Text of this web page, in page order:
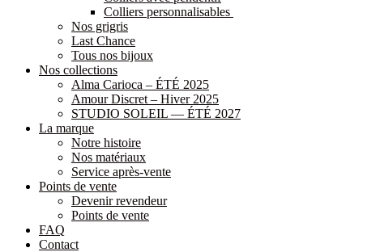
Colliers personnalisables
Nos grigris
Last Chance
Tous nos bijoux
Nos collections
Alma Carioca – ÉTÉ 2025
Amour Discret – Hiver 2025
STUDIO SOLEIL — ÉTÉ 2027
La marque
Notre histoire
Nos matériaux
Service après-vente
Points de vente
Devenir revendeur
Points de vente
FAQ
Contact